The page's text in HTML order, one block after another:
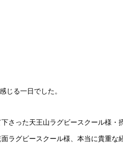
じる一日でした。
さった天王山ラグビースクール様・
ラグビースクール様、本当に貴重な